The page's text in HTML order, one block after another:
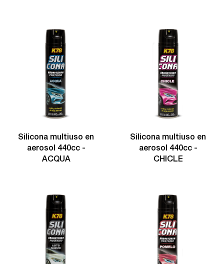
Silicona multiuso en
aerosol 440cc -
ACQUA
Silicona multiuso en
aerosol 440cc -
CHICLE